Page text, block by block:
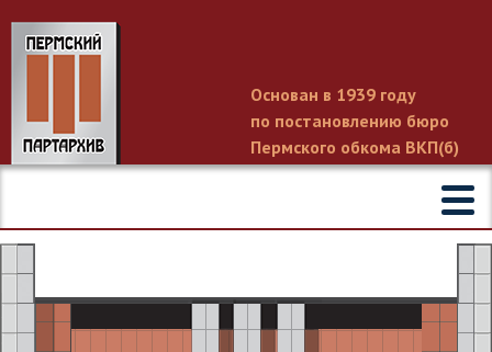
Основан в 1939 году
по постановлению бюро
Пермского обкома ВКП(б)